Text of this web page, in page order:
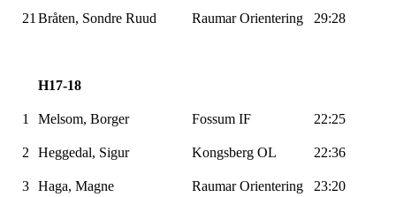
21 Bråten, Sondre Ruud RaumarOrientering 29:28
H17-18
1 Melsom, Borger Fossum IF 22:25
2 Heggedal, Sigur Kongsberg OL 22:36
3 Haga, Magne RaumarOrientering 23:20